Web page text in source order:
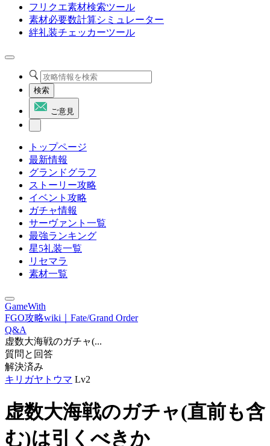
フリクエ素材検索ツール
素材必要数計算シミュレーター
絆礼装チェッカーツール
検索
ご意見
トップページ
最新情報
グランドグラフ
ストーリー攻略
イベント攻略
ガチャ情報
サーヴァント一覧
最強ランキング
星5礼装一覧
リセマラ
素材一覧
GameWith
FGO攻略wiki｜Fate/Grand Order
Q&A
虚数大海戦のガチャ(...
質問と回答
解決済み
キリガヤトウマ Lv2
虚数大海戦のガチャ(直前も含
む)は引くべきか